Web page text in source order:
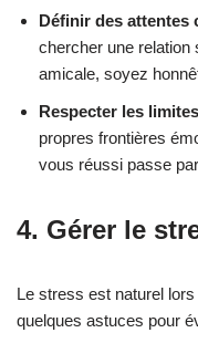
Définir des attentes
chercher une relation
amicale, soyez
Respecter les
propres frontières
vous réussi passe
4. Gérer le
Le stress est naturel
quelques astuces pour